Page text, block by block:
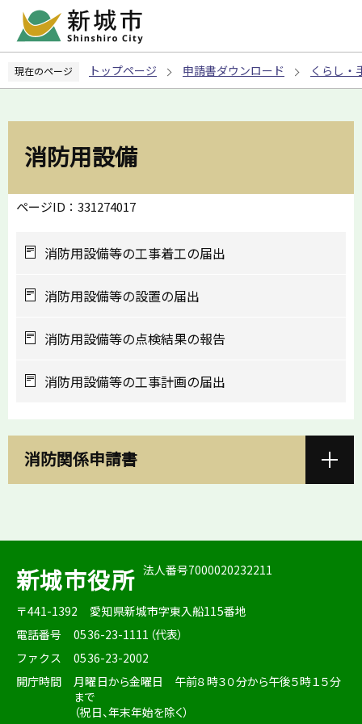
ペ
の
現在のページ トップページ 申請書ダウンロード くらし・
消防用設備
ページID：331274017
消防用設備等の工事着工の届出
消防用設備等の設置の届出
消防用設備等の点検結果の報告
消防用設備等の工事計画の届出
消防関係申請書
新城市役所 法人番号7000020232211
〒441-1392
愛知県新城市字東入船115番地
電話番号
0536-23-1111（代表）
ファクス
0536-23-2002
開庁時間
月曜日から金曜日 午前８時３０分から午後５時１５分
まで
（祝日、年末年始を除く）